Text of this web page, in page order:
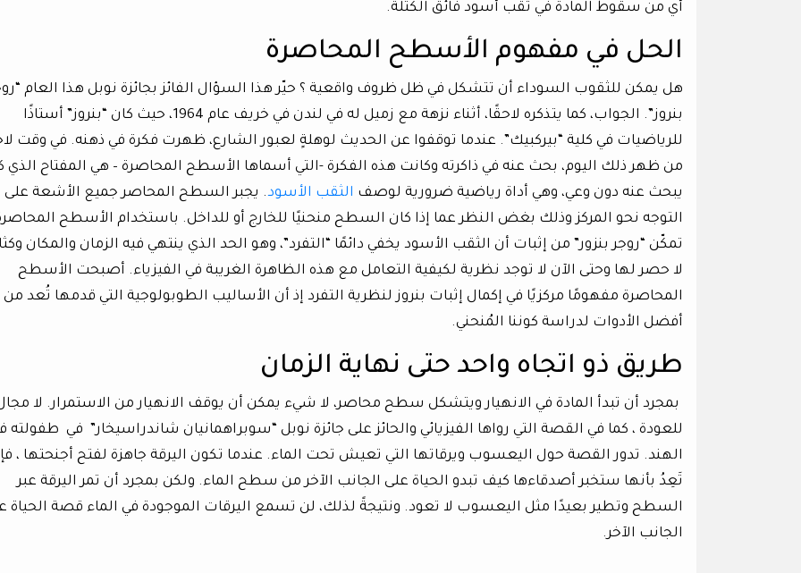
أي من سقوط المادة في ثقب أسود فائق الكتلة.
الحل في مفهوم الأسطح المحاصرة
هل يمكن للثقوب السوداء أن تتشكل في ظل ظروف واقعية ؟ حيّر هذا السؤال الفائز بجائزة نوبل هذا العام
بنروز”. الجواب، كما يتذكره لاحقًا، أثناء نزهة مع زميل له في لندن في خريف عام 1964، حيث كان “بنروز” أستاذًا
للرياضيات في كلية “بيركبيك”. عندما توقفوا عن الحديث لوهلةٍ لعبور الشارع، ظهرت فكرة في ذهنه. في وقت
من ظهر ذلك اليوم، بحث عنه في ذاكرته وكانت هذه الفكرة -التي أسماها الأسطح المحاصرة – هي المفتاح الذي
يبحث عنه دون وعي، وهي أداة رياضية ضرورية لوصف الثقب الأسود. يجبر السطح المحاصر جميع الأشعة على
التوجه نحو المركز وذلك بغض النظر عما إذا كان السطح منحنيًا للخارج أو للداخل. باستخدام الأسطح
تمكّن “روجر بنزور” من إثبات أن الثقب الأسود يخفي دائمًا “التفرد”، وهو الحد الذي ينتهي فيه الزمان والمكان
لا حصر لها وحتى الآن لا توجد نظرية لكيفية التعامل مع هذه الظاهرة الغريبة في الفيزياء. أصبحت الأسطح
المحاصرة مفهومًا مركزيًا في إكمال إثبات بنروز لنظرية التفرد إذ أن الأساليب الطوبولوجية التي قدمها تُعد من
أفضل الأدوات لدراسة كوننا المُنحني.
طريق ذو اتجاه واحد حتى نهاية الزمان
بمجرد أن تبدأ المادة في الانهيار ويتشكل سطح محاصر، لا شيء يمكن أن يوقف الانهيار من الاستمرار. لا
للعودة ، كما في القصة التي رواها الفيزيائي والحائز على جائزة نوبل “سوبراهمانيان شاندراسيخار” في طفولته
الهند. تدور القصة حول اليعسوب ويرقاتها التي تعيش تحت الماء. عندما تكون اليرقة جاهزة لفتح أجنحتها ،
تَعِدُ بأنها ستخبر أصدقاءها كيف تبدو الحياة على الجانب الآخر من سطح الماء. ولكن بمجرد أن تمر اليرقة عبر
السطح وتطير بعيدًا مثل اليعسوب لا تعود. ونتيجةً لذلك، لن تسمع اليرقات الموجودة في الماء قصة الحياة
الجانب الآخر.